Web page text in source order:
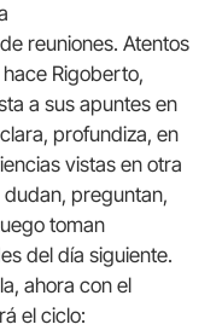
reuniones. Atentos
Rigoberto,
a sus apuntes en
profundiza, en
vistas en otra
dudan, preguntan,
toman
del día siguiente.
ahora con el
el ciclo: